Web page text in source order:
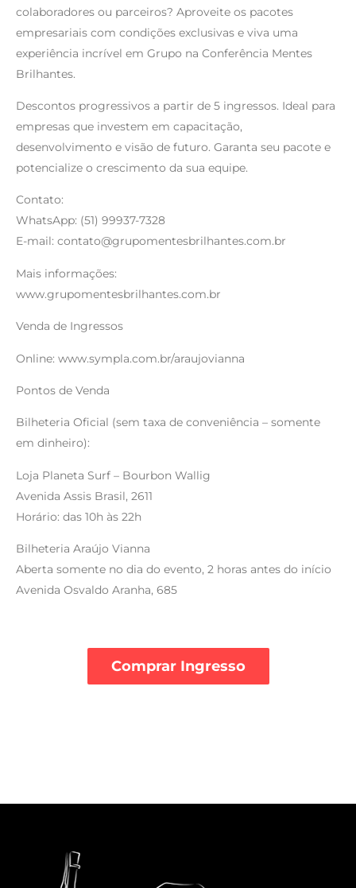
colaboradores ou parceiros? Aproveite os pacotes
empresariais com condições exclusivas e viva uma
experiência incrível em Grupo na Conferência Mentes
Brilhantes.
Descontos progressivos a partir de 5 ingressos. Ideal para
empresas que investem em capacitação,
desenvolvimento e visão de futuro. Garanta seu pacote e
potencialize o crescimento da sua equipe.
Contato:
WhatsApp: (51) 99937-7328
E-mail: contato@grupomentesbrilhantes.com.br
Mais informações:
www.grupomentesbrilhantes.com.br
Venda de Ingressos
Online: www.sympla.com.br/araujovianna
Pontos de Venda
Bilheteria Oficial (sem taxa de conveniência – somente
em dinheiro):
Loja Planeta Surf – Bourbon Wallig
Avenida Assis Brasil, 2611
Horário: das 10h às 22h
Bilheteria Araújo Vianna
Aberta somente no dia do evento, 2 horas antes do início
Avenida Osvaldo Aranha, 685
Comprar Ingresso